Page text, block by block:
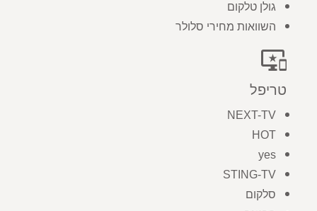
גולן טלקום
השוואות מחירי סלולר
important_devices
טריפל
NEXT-TV
HOT
yes
STING-TV
סלקום